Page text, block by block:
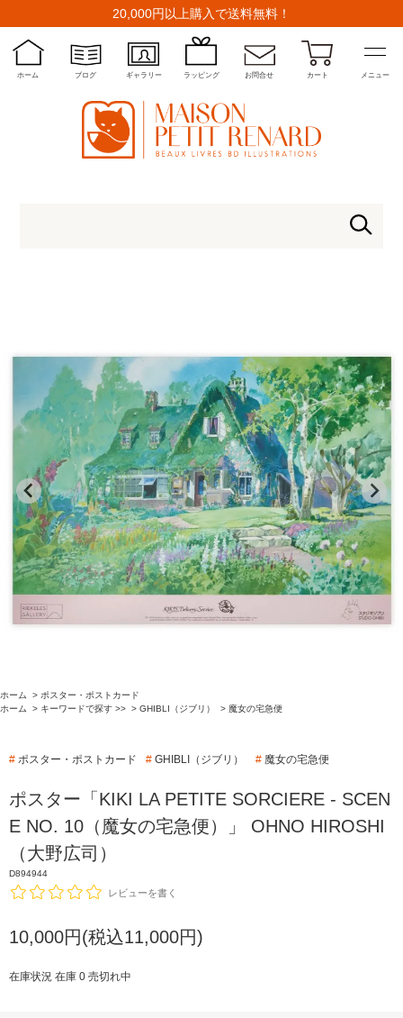
20,000円以上購入で送料無料！
ホーム ブログ ギャラリー ラッピング お問合せ カート メニュー
ホーム > ポスター・ポストカード
ホーム
> キーワードで探す >> > GHIBLI（ジブリ） > 魔女の宅急便
# ポスター・ポストカード # GHIBLI（ジブリ） # 魔女の宅急便
ポスター「KIKI LA PETITE SORCIERE - SCEN
E NO. 10（魔女の宅急便）」 OHNO HIROSHI
（大野広司）
D894944
レビューを書く
10,000円(税込11,000円)
在庫状況 在庫 0 売切れ中